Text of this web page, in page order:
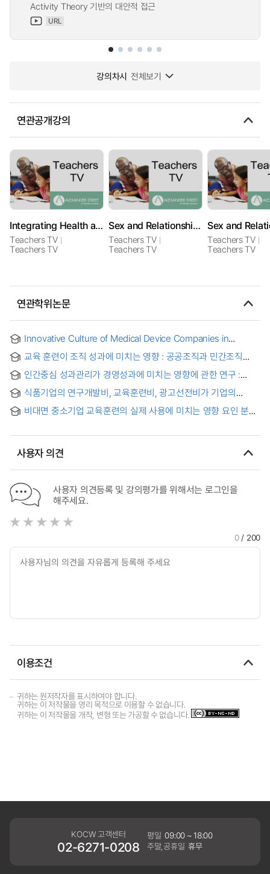
Activity Theory 기반의 대안적 접근
URL
강의차시 전체보기
연관공개강의
Integrating Health and Education
Teachers TV
Teachers TV
Sex and Relationship Education: Do's and Don'ts
Teachers TV
Teachers TV
Teachers TV
Teachers TV
연관학위논문
Innovative Culture of Medical Device Companies in
Relation to Corporate Performance : Focusing on the
Mediating Effects of Investment in Education and Training
= 의료기기기업의 혁신문화와 조직성과 간의 관계:
교육훈련투자의 조절효과를 중심으로
교육 훈련이 조직 성과에 미치는 영향 : 공공조직과 민간조직
비교를 중심으로
인간중심 성과관리가 경영성과에 미치는 영향에 관한 연구 :
중소기업을 중심으로
식품기업의 연구개발비, 교육훈련비, 광고선전비가 기업의
수익성 및 가치에 미치는 영향 = Food Enterprise Effects of
R&D Expenses, Education and Training Expenses, and
비대면 중소기업 교육훈련의 실제 사용에 미치는 영향 요인 분석
education and training for small and medium-sized
사용자 의견
사용자 의견등록 및 강의평가를 위해서는 로그인을
해주세요.
0/ 200
이용조건
귀하는 원저작자를 표시하여야 합니다.
귀하는 이 저작물을 영리 목적으로 이용할 수 없습니다.
귀하는 이 저작물을 개작, 변형 또는 가공할 수 없습니다.
KOCW 고객센터
02-6271-0208
평일 09:00 ~ 18:00
주말,공휴일 휴무